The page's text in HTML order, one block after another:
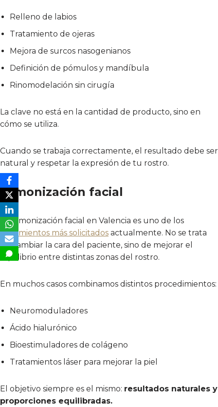
Relleno de labios
Tratamiento de ojeras
Mejora de surcos nasogenianos
Definición de pómulos y mandíbula
Rinomodelación sin cirugía
La clave no está en la cantidad de producto, sino en
cómo se utiliza.
Cuando se trabaja correctamente, el resultado debe ser
natural y respetar la expresión de tu rostro.
Armonización facial
La armonización facial en Valencia es uno de los
tratamientos más solicitados actualmente. No se trata
de cambiar la cara del paciente, sino de mejorar el
equilibrio entre distintas zonas del rostro.
En muchos casos combinamos distintos procedimientos:
Neuromoduladores
Ácido hialurónico
Bioestimuladores de colágeno
Tratamientos láser para mejorar la piel
El objetivo siempre es el mismo: resultados naturales y
proporciones equilibradas.